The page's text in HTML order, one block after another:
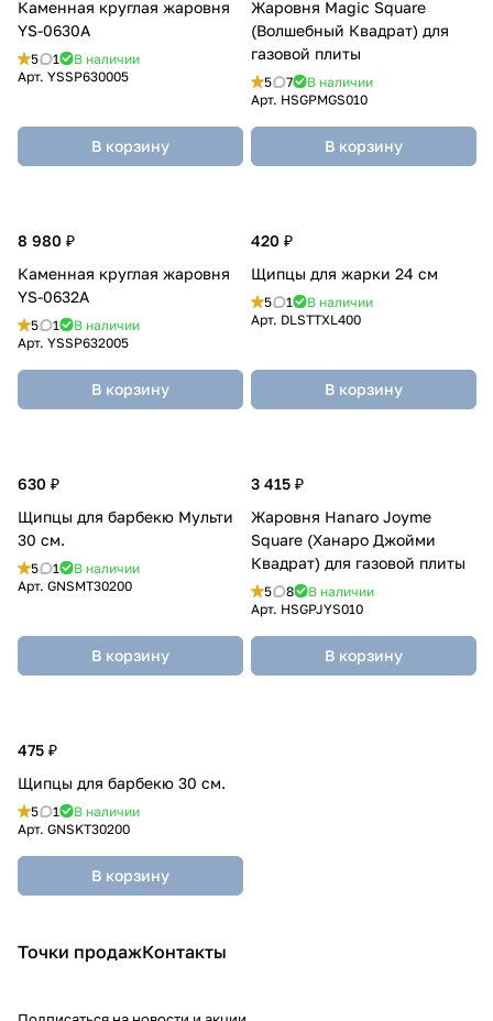
Каменная круглая жаровня
YS-0630A
5 1
В наличии
Арт. YSSP630005
В корзину
Жаровня Magic Square
(Волшебный Квадрат) для
газовой плиты
5 7
В наличии
Арт. HSGPMGS010
В корзину
8 980 ₽
Каменная круглая жаровня
YS-0632A
5 1
В наличии
Арт. YSSP632005
В корзину
420 ₽
Щипцы для жарки 24 см
5 1
В наличии
Арт. DLSTTXL400
В корзину
630 ₽
Щипцы для барбекю Мульти
30 см.
5 1
В наличии
Арт. GNSMT30200
В корзину
3 415 ₽
Жаровня Hanaro Joyme
Square (Ханаро Джойми
Квадрат) для газовой плиты
5 8
В наличии
Арт. HSGPJYS010
В корзину
475 ₽
Щипцы для барбекю 30 см.
5 1
В наличии
Арт. GNSKT30200
В корзину
Точки продажКонтакты